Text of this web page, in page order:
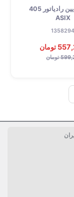
شیلنگ پایین رادیاتور 405
ASIX
تومان
تومان